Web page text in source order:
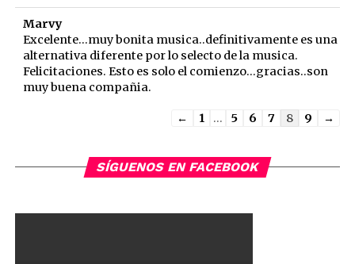
Marvy
Excelente...muy bonita musica..definitivamente es una
alternativa diferente por lo selecto de la musica.
Felicitaciones. Esto es solo el comienzo...gracias..son
muy buena compañia.
Guestbook
← 1 ... 5 6 7 8 9 →
SÍGUENOS EN FACEBOOK